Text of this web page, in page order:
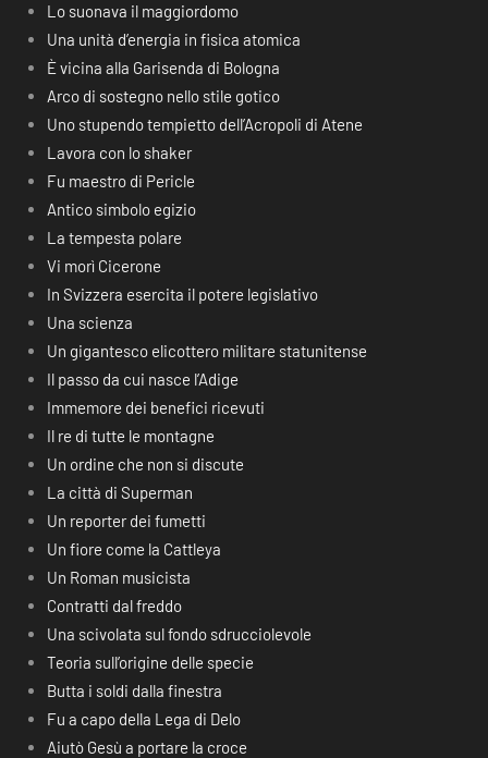
Lo suonava il maggiordomo
Una unità d’energia in fisica atomica
È vicina alla Garisenda di Bologna
Arco di sostegno nello stile gotico
Uno stupendo tempietto dell’Acropoli di Atene
Lavora con lo shaker
Fu maestro di Pericle
Antico simbolo egizio
La tempesta polare
Vi morì Cicerone
In Svizzera esercita il potere legislativo
Una scienza
Un gigantesco elicottero militare statunitense
Il passo da cui nasce l’Adige
Immemore dei benefici ricevuti
Il re di tutte le montagne
Un ordine che non si discute
La città di Superman
Un reporter dei fumetti
Un fiore come la Cattleya
Un Roman musicista
Contratti dal freddo
Una scivolata sul fondo sdrucciolevole
Teoria sull’origine delle specie
Butta i soldi dalla finestra
Fu a capo della Lega di Delo
Aiutò Gesù a portare la croce